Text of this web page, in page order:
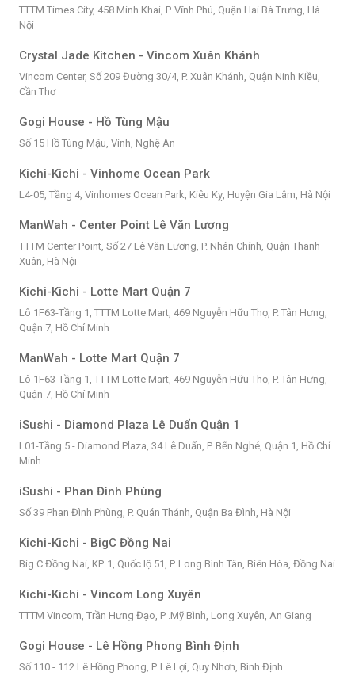
TTTM Times City, 458 Minh Khai, P. Vĩnh Phú, Quận Hai Bà Trưng, Hà
Nội
Crystal Jade Kitchen - Vincom Xuân Khánh
Vincom Center, Số 209 Đường 30/4, P. Xuân Khánh, Quận Ninh Kiều,
Cần Thơ
Gogi House - Hồ Tùng Mậu
Số 15 Hồ Tùng Mậu, Vinh, Nghệ An
Kichi-Kichi - Vinhome Ocean Park
L4-05, Tầng 4, Vinhomes Ocean Park, Kiêu Kỵ, Huyện Gia Lâm, Hà Nội
ManWah - Center Point Lê Văn Lương
TTTM Center Point, Số 27 Lê Văn Lương, P. Nhân Chính, Quận Thanh
Xuân, Hà Nội
Kichi-Kichi - Lotte Mart Quận 7
Lô 1F63-Tầng 1, TTTM Lotte Mart, 469 Nguyễn Hữu Thọ, P. Tân Hưng,
Quận 7, Hồ Chí Minh
ManWah - Lotte Mart Quận 7
Lô 1F63-Tầng 1, TTTM Lotte Mart, 469 Nguyễn Hữu Thọ, P. Tân Hưng,
Quận 7, Hồ Chí Minh
iSushi - Diamond Plaza Lê Duẩn Quận 1
L01-Tầng 5 - Diamond Plaza, 34 Lê Duẩn, P. Bến Nghé, Quận 1, Hồ Chí
Minh
iSushi - Phan Đình Phùng
Số 39 Phan Đình Phùng, P. Quán Thánh, Quận Ba Đình, Hà Nội
Kichi-Kichi - BigC Đồng Nai
Big C Đồng Nai, KP. 1, Quốc lộ 51, P. Long Bình Tân, Biên Hòa, Đồng Nai
Kichi-Kichi - Vincom Long Xuyên
TTTM Vincom, Trần Hưng Đạo, P .Mỹ Bình, Long Xuyên, An Giang
Gogi House - Lê Hồng Phong Bình Định
Số 110 - 112 Lê Hồng Phong, P. Lê Lợi, Quy Nhơn, Bình Định